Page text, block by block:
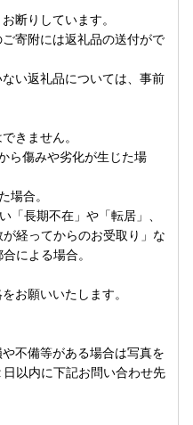
ざいましたら、二重線と訂
い。
書・オンライン申請時の住
更はお受けできません。別
ドされた申請書のご提出
申請書等のご郵送と入れ違
了承ください。
場合は、ご寄附ごとに申請
登録されたメールアドレ
いたします。
断りしています。
寄附には返礼品の送付がで
い返礼品については、事前
きません。
ら傷みや劣化が生じた場
場合。
「長期不在」や「転居」、
が経ってからのお受取り」な
による場合。
お願いいたします。
不備等がある場合は写真を
以内に下記お問い合わせ先